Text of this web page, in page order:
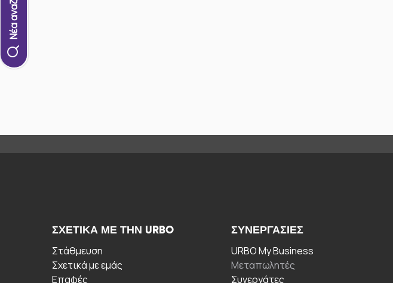
ΣΧΕΤΙΚΆ ΜΕ ΤΗΝ URBO
Στάθμευση
Σχετικά με εμάς
Επαφές
ΣΥΝΕΡΓΑΣΊΕΣ
URBO My Business
Μεταπωλητές
Συνεργάτες